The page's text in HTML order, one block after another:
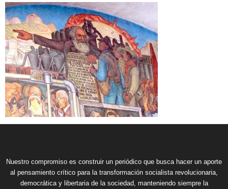
Nuestro compromiso es construir un periódico que busca hacer un aporte
al pensamiento crítico para la transformación socialista revolucionaria,
democrática y libertaria de la sociedad, manteniendo siempre la